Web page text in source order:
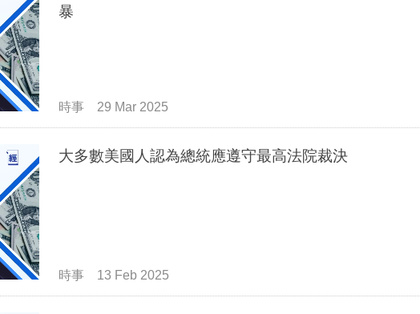
暴
時事 29 Mar 2025
大多數美國人認為總統應遵守最高法院裁決
時事 13 Feb 2025